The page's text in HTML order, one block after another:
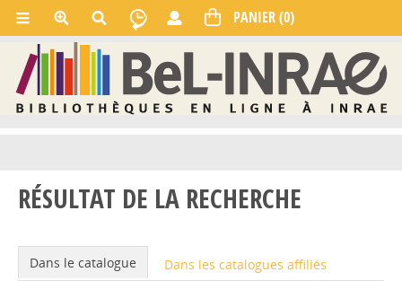
RÉSULTAT DE LA RECHERCHE
Dans le catalogue Dans les catalogues affiliés